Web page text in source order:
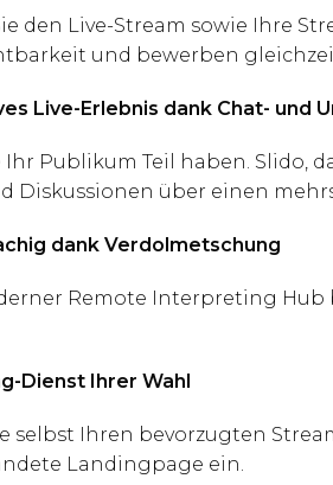
den Live-Stream sowie Ihre
und bewerben
Live-Erlebnis dank Chat- und
Ihr Publikum Teil haben.
Diskussionen über einen
dank Verdolmetschung
Remote Interpreting
Dienst Ihrer Wahl
selbst Ihren bevorzugten
Landingpage ein.